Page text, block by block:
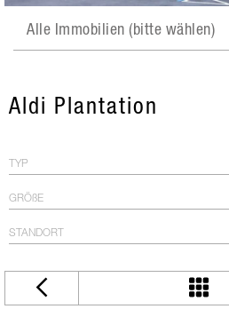
Aldi Plantation
TYP
GRÖßE
STANDORT